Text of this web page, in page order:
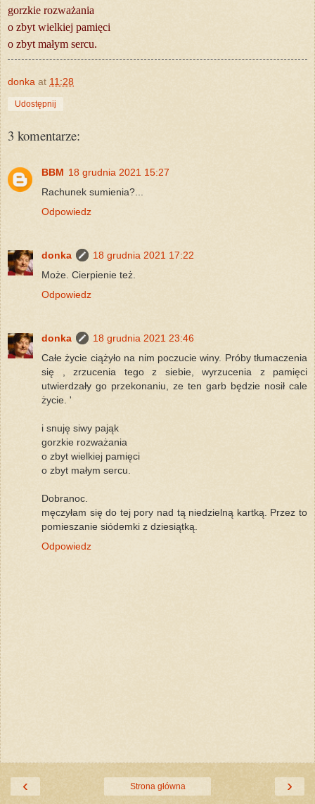
gorzkie rozważania
o zbyt wielkiej pamięci
o zbyt małym sercu.
donka at 11:28
Udostępnij
3 komentarze:
BBM 18 grudnia 2021 15:27
Rachunek sumienia?...
Odpowiedz
donka
18 grudnia 2021 17:22
Może. Cierpienie też.
Odpowiedz
donka
18 grudnia 2021 23:46
Całe życie ciążyło na nim poczucie winy. Próby tłumaczenia
się , zrzucenia tego z siebie, wyrzucenia z pamięci
utwierdzały go przekonaniu, ze ten garb będzie nosił cale
życie. '
i snuję siwy pająk
gorzkie rozważania
o zbyt wielkiej pamięci
o zbyt małym sercu.
Dobranoc.
męczyłam się do tej pory nad tą niedzielną kartką. Przez to
pomieszanie siódemki z dziesiątką.
Odpowiedz
‹ ›
Strona główna